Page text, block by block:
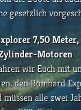
gesetzlich
7,50
Motoren
wir Euch mit
den Bombard
alle zwei